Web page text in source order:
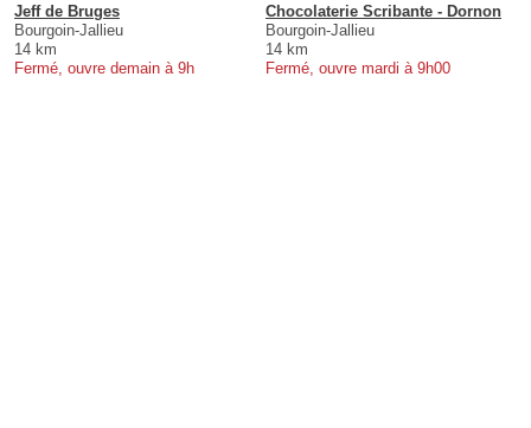
Jeff de Bruges
Bourgoin-Jallieu
14 km
Fermé, ouvre demain à 9h
Chocolaterie Scribante - Dornon
Bourgoin-Jallieu
14 km
Fermé, ouvre mardi à 9h00